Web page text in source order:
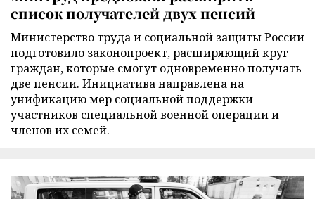
список получателей двух пенсий
Министерство труда и социальной защиты России
подготовило законопроект, расширяющий круг
граждан, которые смогут одновременно получать
две пенсии. Инициатива направлена на
унификацию мер социальной поддержки
участников специальной военной операции и
членов их семей.